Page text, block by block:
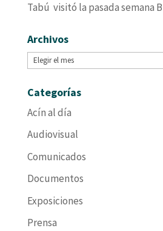
Tabú visitó la pasada semana
Archivos
Archivos
Categorías
Acín al día
Audiovisual
Comunicados
Documentos
Exposiciones
Prensa